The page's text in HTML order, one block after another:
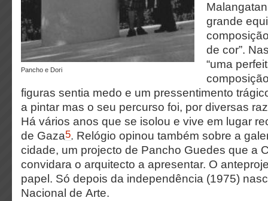
Pancho e Dori
grande
de cor”.
“uma
figuras sentia medo e um pressentimento
a pintar mas o seu percurso foi, por diversas
Há vários anos que se isolou e vive em lugar
de Gaza5. Relógio opinou também sobre a
cidade, um projecto de Pancho Guedes que a
convidara o arquitecto a apresentar. O
papel. Só depois da independência (1975)
Nacional de Arte.